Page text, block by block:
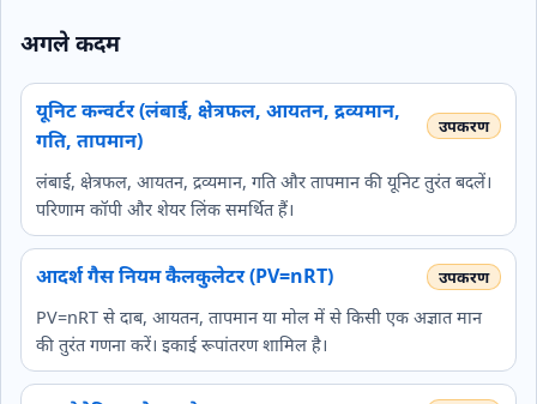
अगले कदम
यूनिट कन्वर्टर (लंबाई, क्षेत्रफल, आयतन, द्रव्यमान,
गति, तापमान)
लंबाई, क्षेत्रफल, आयतन, द्रव्यमान, गति और तापमान की यूनिट तुरंत बदलें।
परिणाम कॉपी और शेयर लिंक समर्थित हैं।
आदर्श गैस नियम कैलकुलेटर (PV=nRT)
PV=nRT से दाब, आयतन, तापमान या मोल में से किसी एक अज्ञात मान
की तुरंत गणना करें। इकाई रूपांतरण शामिल है।